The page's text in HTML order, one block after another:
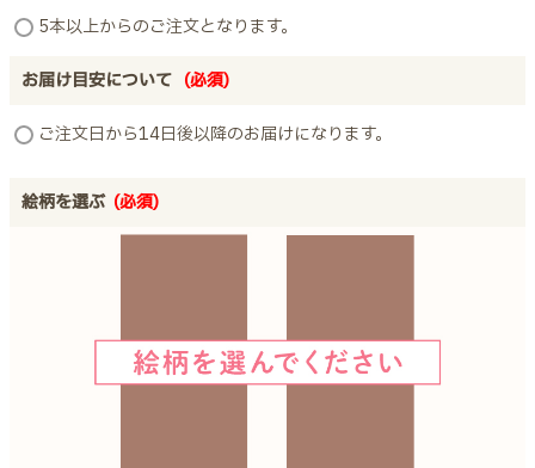
5本以上からのご注文となります。
お届け目安について (必須)
ご注文日から14日後以降のお届けになります。
絵柄を選ぶ (必須)